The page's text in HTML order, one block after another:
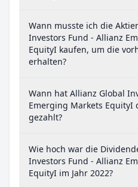
Wann musste ich die
Investors Fund - Allianz
EquityI kaufen, um die
erhalten?
Wann hat Allianz Global
Emerging Markets EquityI
gezahlt?
Wie hoch war die
Investors Fund - Allianz
EquityI im Jahr 2022?